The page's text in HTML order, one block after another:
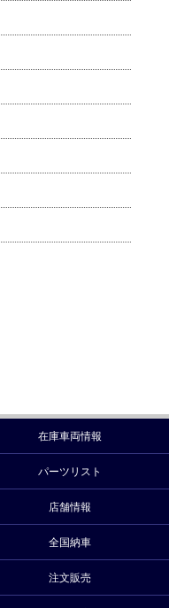
在庫車両情報
パーツリスト
店舗情報
全国納車
注文販売